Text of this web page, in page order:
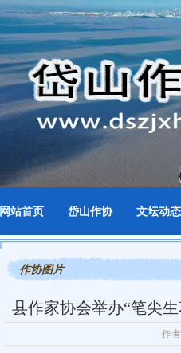
网站首页 岱山作协 文坛动态
作协图片
县作家协会举办“笔尖
作者